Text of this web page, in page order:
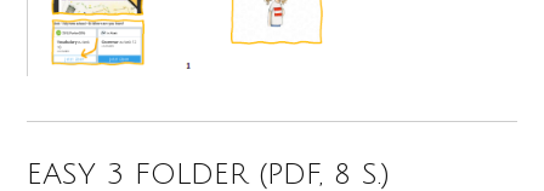
EASY 3 FOLDER (PDF, 8 S.)